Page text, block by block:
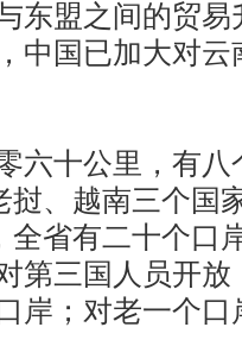
东盟之间的贸
中国已加大对
六十公里，有
挝、越南三个国
全省有二十个口
第三国人员开
岸；对老一个